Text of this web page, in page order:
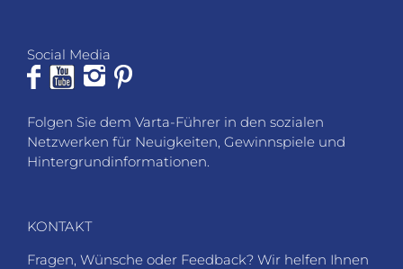
Social Media
Folgen Sie dem Varta-Führer in den sozialen
Netzwerken für Neuigkeiten, Gewinnspiele und
Hintergrundinformationen.
KONTAKT
Fragen, Wünsche oder Feedback? Wir helfen Ihnen